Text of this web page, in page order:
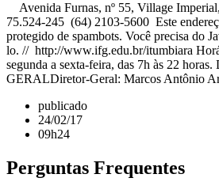
Avenida Furnas, nº 55, Village
75.524-245 (64) 2103-5600 Este
protegido de spambots. Você precisa do
lo. // http://www.ifg.edu.br/itumbiara
segunda a sexta-feira, das 7h às 22
GERALDiretor-Geral: Marcos Antônio
publicado
24/02/17
09h24
Perguntas Frequentes